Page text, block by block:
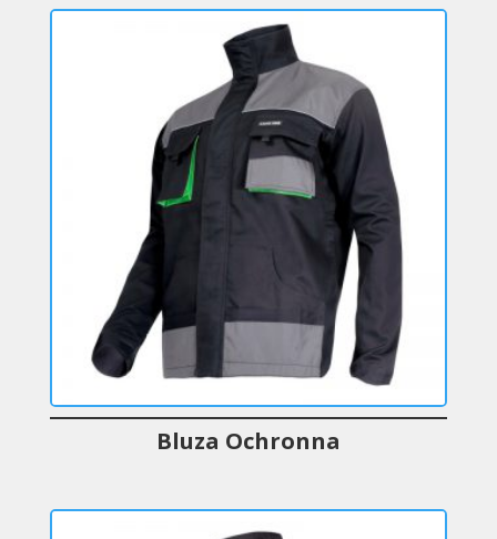
Bluza Ochronna